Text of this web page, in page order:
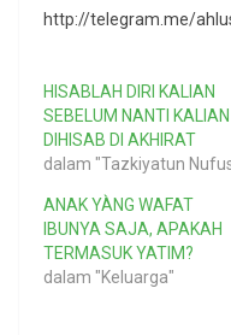
http://telegram.me/
HISABLAH DIRI KALIAN
SEBELUM NANTI KALIAN
DIHISAB DI AKHIRAT
dalam "Tazkiyatun
ANAK YÀNG WAFAT
IBUNYA SAJA, APAKAH
TERMASUK YATIM?
dalam "Keluarga"